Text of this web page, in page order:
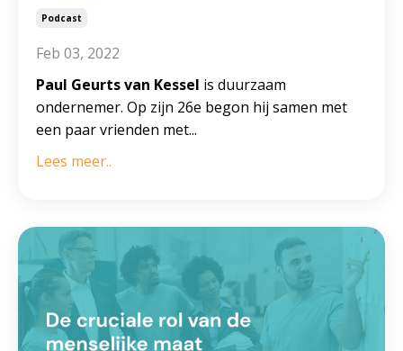
Podcast
Feb 03, 2022
Paul Geurts van Kessel is duurzaam
ondernemer. Op zijn 26e begon hij samen met
een paar vrienden met...
Lees meer..